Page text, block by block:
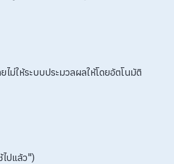
ม่ให้ระบบประมวลผลให้โดยอัตโนมัติ
ไปแล้ว")